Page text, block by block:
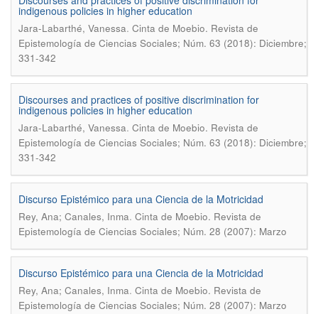
indigenous policies in higher education
Jara-Labarthé, Vanessa. Cinta de Moebio. Revista de
Epistemología de Ciencias Sociales; Núm. 63 (2018): Diciembre;
331-342
Discourses and practices of positive discrimination for
indigenous policies in higher education
Jara-Labarthé, Vanessa. Cinta de Moebio. Revista de
Epistemología de Ciencias Sociales; Núm. 63 (2018): Diciembre;
331-342
Discurso Epistémico para una Ciencia de la Motricidad
Rey, Ana; Canales, Inma. Cinta de Moebio. Revista de
Epistemología de Ciencias Sociales; Núm. 28 (2007): Marzo
Discurso Epistémico para una Ciencia de la Motricidad
Rey, Ana; Canales, Inma. Cinta de Moebio. Revista de
Epistemología de Ciencias Sociales; Núm. 28 (2007): Marzo